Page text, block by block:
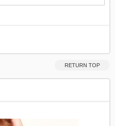
RETURN TOP